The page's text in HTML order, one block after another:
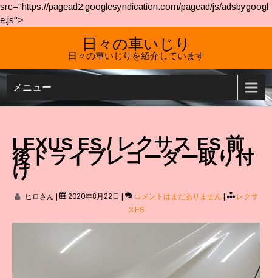
src="https://pagead2.googlesyndication.com/pagead/js/adsbygoogl
e.js">
日々の車いじり
日々の車いじりを紹介しています
メニュー
LEXUS ES / レクサス ES 前
後ドライブレコーダー取り付
け
ヒロさん 2020年8月22日 コメントはまだありません
レクサ
スES